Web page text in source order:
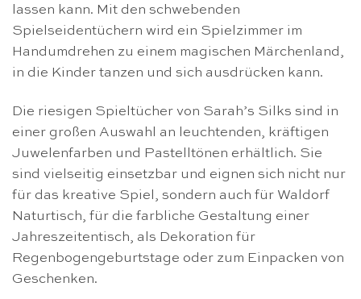
lassen kann. Mit den schwebenden
Spielseidentüchern wird ein Spielzimmer im
Handumdrehen zu einem magischen Märchenland,
in die Kinder tanzen und sich ausdrücken kann.
Die riesigen Spieltücher von Sarah’s Silks sind in
einer großen Auswahl an leuchtenden, kräftigen
Juwelenfarben und Pastelltönen erhältlich. Sie
sind vielseitig einsetzbar und eignen sich nicht nur
für das kreative Spiel, sondern auch für Waldorf
Naturtisch, für die farbliche Gestaltung einer
Jahreszeitentisch, als Dekoration für
Regenbogengeburtstage oder zum Einpacken von
Geschenken.